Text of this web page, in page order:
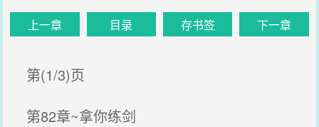
上一章 目录 存书签 下一章
第(1/3)页
第82章~拿你练剑